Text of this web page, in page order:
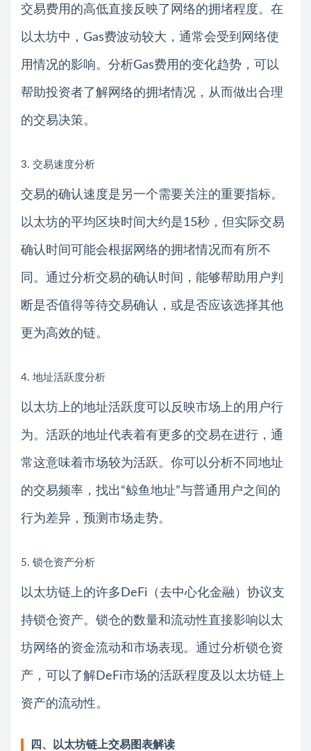
交易费用的高低直接反映了网络的拥堵程度。在
以太坊中，Gas费波动较大，通常会受到网络使
用情况的影响。分析Gas费用的变化趋势，可以
帮助投资者了解网络的拥堵情况，从而做出合理
的交易决策。
3. 交易速度分析
交易的确认速度是另一个需要关注的重要指标。
以太坊的平均区块时间大约是15秒，但实际交易
确认时间可能会根据网络的拥堵情况而有所不
同。通过分析交易的确认时间，能够帮助用户判
断是否值得等待交易确认，或是否应该选择其他
更为高效的链。
4. 地址活跃度分析
以太坊上的地址活跃度可以反映市场上的用户行
为。活跃的地址代表着有更多的交易在进行，通
常这意味着市场较为活跃。你可以分析不同地址
的交易频率，找出“鲸鱼地址”与普通用户之间的
行为差异，预测市场走势。
5. 锁仓资产分析
以太坊链上的许多DeFi（去中心化金融）协议支
持锁仓资产。锁仓的数量和流动性直接影响以太
坊网络的资金流动和市场表现。通过分析锁仓资
产，可以了解DeFi市场的活跃程度及以太坊链上
资产的流动性。
四、以太坊链上交易图表解读